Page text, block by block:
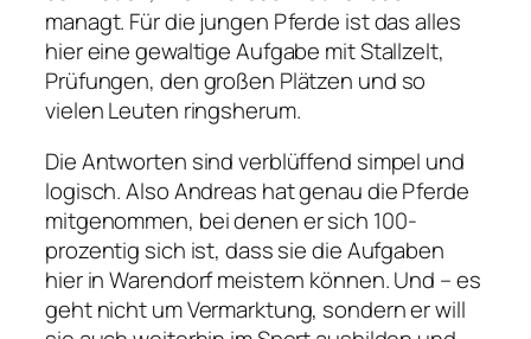
managt. Für die jungen Pferde ist das alles
hier eine gewaltige Aufgabe mit Stallzelt,
Prüfungen, den großen Plätzen und so
vielen Leuten ringsherum.
Die Antworten sind verblüffend simpel und
logisch. Also Andreas hat genau die Pferde
mitgenommen, bei denen er sich 100-
prozentig sich ist, dass sie die Aufgaben
hier in Warendorf meistern können. Und – es
geht nicht um Vermarktung, sondern er will